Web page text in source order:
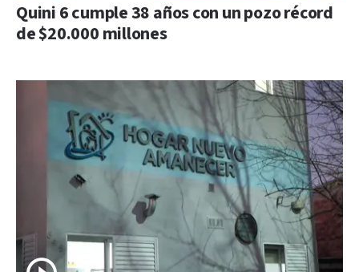
Quini 6 cumple 38 años con un pozo récord
de $20.000 millones